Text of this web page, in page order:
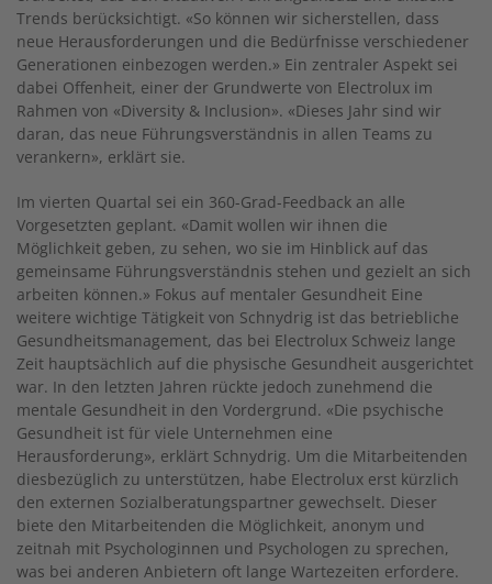
Trends berücksichtigt. «So können wir sicherstellen, dass
neue Herausforderungen und die Bedürfnisse verschiedener
Generationen einbezogen werden.» Ein zentraler Aspekt sei
dabei Offenheit, einer der Grundwerte von Electrolux im
Rahmen von «Diversity & Inclusion». «Dieses Jahr sind wir
daran, das neue Führungsverständnis in allen Teams zu
verankern», erklärt sie.
Im vierten Quartal sei ein 360-Grad-Feedback an alle
Vorgesetzten geplant. «Damit wollen wir ihnen die
Möglichkeit geben, zu sehen, wo sie im Hinblick auf das
gemeinsame Führungsverständnis stehen und gezielt an sich
arbeiten können.» Fokus auf mentaler Gesundheit Eine
weitere wichtige Tätigkeit von Schnydrig ist das betriebliche
Gesundheitsmanagement, das bei Electrolux Schweiz lange
Zeit hauptsächlich auf die physische Gesundheit ausgerichtet
war. In den letzten Jahren rückte jedoch zunehmend die
mentale Gesundheit in den Vordergrund. «Die psychische
Gesundheit ist für viele Unternehmen eine
Herausforderung», erklärt Schnydrig. Um die Mitarbeitenden
diesbezüglich zu unterstützen, habe Electrolux erst kürzlich
den externen Sozialberatungspartner gewechselt. Dieser
biete den Mitarbeitenden die Möglichkeit, anonym und
zeitnah mit Psychologinnen und Psychologen zu sprechen,
was bei anderen Anbietern oft lange Wartezeiten erfordere.